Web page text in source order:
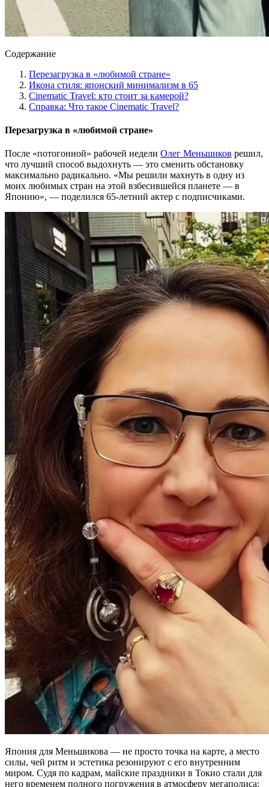
Содержание
Перезагрузка в «любимой стране»
Икона стиля: японский минимализм в 65
Cinematic Travel: кто стоит за камерой?
Справка: Что такое Cinematic Travel?
Перезагрузка в «любимой стране»
После «потогонной» рабочей недели Олег Меньшиков решил,
что лучший способ выдохнуть — это сменить обстановку
максимально радикально. «Мы решили махнуть в одну из
моих любимых стран на этой взбесившейся планете — в
Японию», — поделился 65-летний актер с подписчиками.
Япония для Меньшикова — не просто точка на карте, а место
силы, чей ритм и эстетика резонируют с его внутренним
миром. Судя по кадрам, майские праздники в Токио стали для
него временем полного погружения в атмосферу мегаполиса: